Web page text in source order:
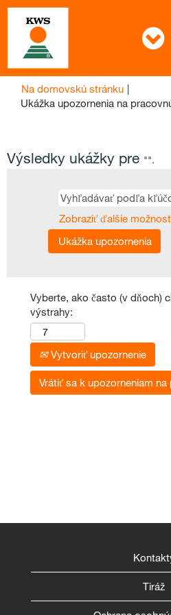
Na domovskú stránku |
Ukážka upozornenia na
Výsledky ukážky pre "".
Zobraziť ďalšie
Vyberte, ako často (v dňoch)
výstrahy:
Vytvoriť upozornenie
Vrátiť sa k upozorneniam
Tiráž